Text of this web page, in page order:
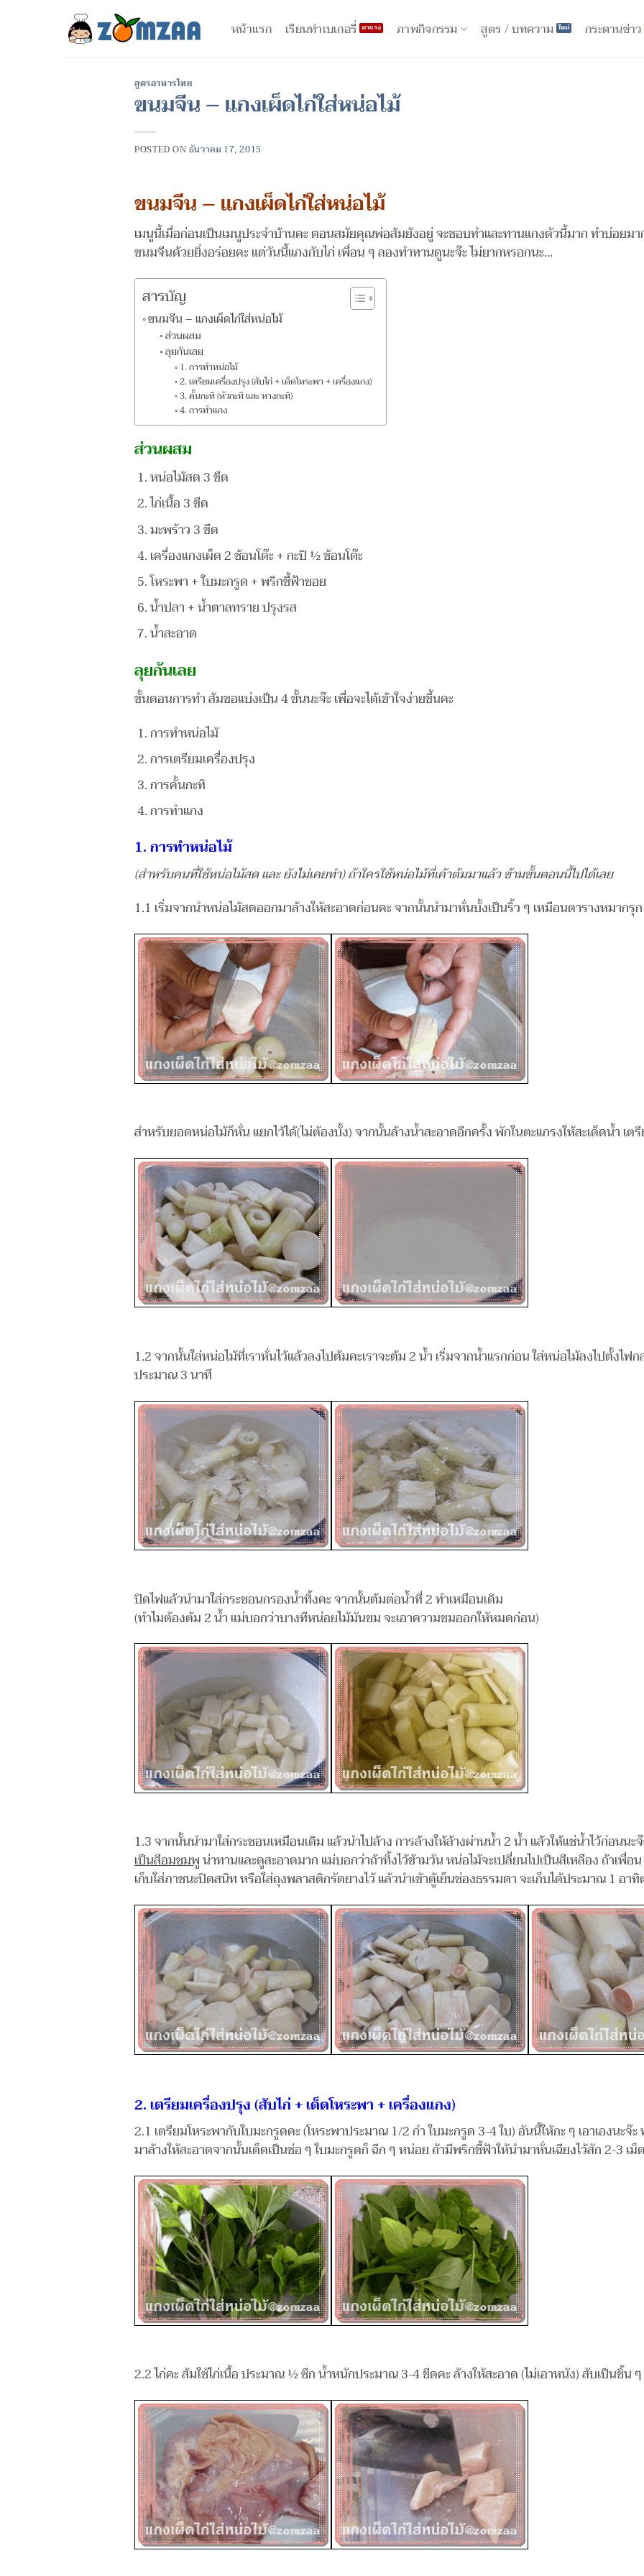
หน้าแรก เรียนทำเบเกอรี่ ภาพกิจกรรม สูตร / บทความ กระดานข่าว
สูตรอาหารไทย
ขนมจีน – แกงเผ็ดไก่ใส่หน่อไม้
POSTED ON ธันวาคม 17, 2015
ขนมจีน – แกงเผ็ดไก่ใส่หน่อไม้
เมนูนี้เมื่อก่อนเป็นเมนูประจำบ้านคะ ตอนสมัยคุณพ่อส้มยังอยู่ จะชอบทำและทานแกงตัวนี้มาก ทำบ่อยม
ขนมจีนด้วยยิ่งอร่อยคะ แต่วันนี้แกงกับไก่ เพื่อน ๆ ลองทำทานดูนะจ๊ะ ไม่ยากหรอกนะ…
สารบัญ
ขนมจีน – แกงเผ็ดไก่ใส่หน่อไม้
ส่วนผสม
ลุยกันเลย
1. การทำหน่อไม้
2. เตรียมเครื่องปรุง (สับไก่ + เด็ดโหระพา + เครื่องแกง)
3. คั้นกะทิ (หัวกะทิ และ หางกะทิ)
4. การทำแกง
ส่วนผสม
หน่อไม้สด 3 ขีด
ไก่เนื้อ 3 ขีด
มะพร้าว 3 ขีด
เครื่องแกงเผ็ด 2 ช้อนโต๊ะ + กะปิ ½ ช้อนโต๊ะ
โหระพา + ใบมะกรูด + พริกชี้ฟ้าซอย
น้ำปลา + น้ำตาลทราย ปรุงรส
น้ำสะอาด
ลุยกันเลย
ขั้นตอนการทำ ส้มขอแบ่งเป็น 4 ขั้นนะจ๊ะ เพื่อจะได้เข้าใจง่ายขึ้นคะ
การทำหน่อไม้
การเตรียมเครื่องปรุง
การคั้นกะทิ
การทำแกง
1. การทำหน่อไม้
(สำหรับคนที่ใช้หน่อไม้สด และ ยังไม่เคยทำ) ถ้าใครใช้หน่อไม้ที่เค้าต้มมาแล้ว ข้ามขั้นตอนนี้ไปได้เลย
1.1 เริ่มจากนำหน่อไม้สดออกมาล้างให้สะอาดก่อนคะ จากนั้นนำมาหั่นบั้งเป็นริ้ว ๆ เหมือนตารางหมากรุ
สำหรับยอดหน่อไม้ก็หั่น แยกไว้ได้(ไม่ต้องบั้ง) จากนั้นล้างน้ำสะอาดอีกครั้ง พักในตะแกรงให้สะเด็ดน้ำ เต
1.2 จากนั้นใส่หน่อไม้ที่เราหั่นไว้แล้วลงไปต้มคะเราจะต้ม 2 น้ำ เริ่มจากน้ำแรกก่อน ใส่หน่อไม้ลงไปตั้งไฟ
ประมาณ 3 นาที
ปิดไฟแล้วนำมาใส่กระชอนกรองน้ำทิ้งคะ จากนั้นต้มต่อน้ำที่ 2 ทำเหมือนเดิม
(ทำไมต้องต้ม 2 น้ำ แม่บอกว่าบางทีหน่อยไม้มันขม จะเอาความขมออกให้หมดก่อน)
1.3 จากนั้นนำมาใส่กระชอนเหมือนเดิม แล้วนำไปล้าง การล้างให้ล้างผ่านน้ำ 2 น้ำ แล้วให้แช่น้ำไว้ก่อนนะ
เป็นสีอมชมพูน่าทานและดูสะอาดมาก แม่บอกว่าถ้าทิ้งไว้ข้ามวัน หน่อไม้จะเปลี่ยนไปเป็นสีเหลือง ถ้าเพื่อ
เก็บใส่ภาชนะปิดสนิท หรือใส่ถุงพลาสติกรัดยางไว้ แล้วนำเข้าตู้เย็นช่องธรรมดา จะเก็บได้ประมาณ 1 อาทิ
2. เตรียมเครื่องปรุง (สับไก่ + เด็ดโหระพา + เครื่องแกง)
2.1 เตรียมโหระพากับใบมะกรูดคะ (โหระพาประมาณ 1/2 กำ ใบมะกรูด 3-4 ใบ) อันนี้ให้กะ ๆ เอาเองนะจ๊
มาล้างให้สะอาดจากนั้นเด็ดเป็นช่อ ๆ ใบมะกรูดก็ ฉีก ๆ หน่อย ถ้ามีพริกชี้ฟ้าให้นำมาหั่นเฉียงไว้สัก 2-3 เ
2.2 ไก่คะ ส้มใช้ไก่เนื้อ ประมาณ ½ ซีก น้ำหนักประมาณ 3-4 ขีดคะ ล้างให้สะอาด (ไม่เอาหนัง) สับเป็นชิ้น